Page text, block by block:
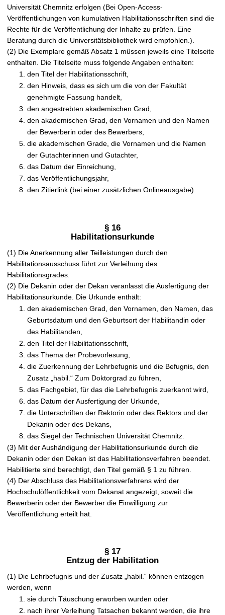
Universität Chemnitz erfolgen (Bei Open-Access-
Veröffentlichungen von kumulativen Habilitationsschriften sind die
Rechte für die Veröffentlichung der Inhalte zu prüfen. Eine
Beratung durch die Universitätsbibliothek wird empfohlen.).
(2) Die Exemplare gemäß Absatz 1 müssen jeweils eine Titelseite
enthalten. Die Titelseite muss folgende Angaben enthalten:
den Titel der Habilitationsschrift,
den Hinweis, dass es sich um die von der Fakultät
genehmigte Fassung handelt,
den angestrebten akademischen Grad,
den akademischen Grad, den Vornamen und den Namen
der Bewerberin oder des Bewerbers,
die akademischen Grade, die Vornamen und die Namen
der Gutachterinnen und Gutachter,
das Datum der Einreichung,
das Veröffentlichungsjahr,
den Zitierlink (bei einer zusätzlichen Onlineausgabe).
§ 16
Habilitationsurkunde
(1) Die Anerkennung aller Teilleistungen durch den
Habilitationsausschuss führt zur Verleihung des
Habilitationsgrades.
(2) Die Dekanin oder der Dekan veranlasst die Ausfertigung der
Habilitationsurkunde. Die Urkunde enthält:
den akademischen Grad, den Vornamen, den Namen, das
Geburtsdatum und den Geburtsort der Habilitandin oder
des Habilitanden,
den Titel der Habilitationsschrift,
das Thema der Probevorlesung,
die Zuerkennung der Lehrbefugnis und die Befugnis, den
Zusatz „habil.“ Zum Doktorgrad zu führen,
das Fachgebiet, für das die Lehrbefugnis zuerkannt wird,
das Datum der Ausfertigung der Urkunde,
die Unterschriften der Rektorin oder des Rektors und der
Dekanin oder des Dekans,
das Siegel der Technischen Universität Chemnitz.
(3) Mit der Aushändigung der Habilitationsurkunde durch die
Dekanin oder den Dekan ist das Habilitationsverfahren beendet.
Habilitierte sind berechtigt, den Titel gemäß § 1 zu führen.
(4) Der Abschluss des Habilitationsverfahrens wird der
Hochschulöffentlichkeit vom Dekanat angezeigt, soweit die
Bewerberin oder der Bewerber die Einwilligung zur
Veröffentlichung erteilt hat.
§ 17
Entzug der Habilitation
(1) Die Lehrbefugnis und der Zusatz „habil.“ können entzogen
werden, wenn
sie durch Täuschung erworben wurden oder
nach ihrer Verleihung Tatsachen bekannt werden, die ihre